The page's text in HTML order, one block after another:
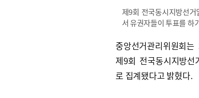
제9회 전국동시지방선
서 유권자들이 투표를 하
중앙선거관리위원회
제9회 전국동시지방
로 집계됐다고 밝혔다.